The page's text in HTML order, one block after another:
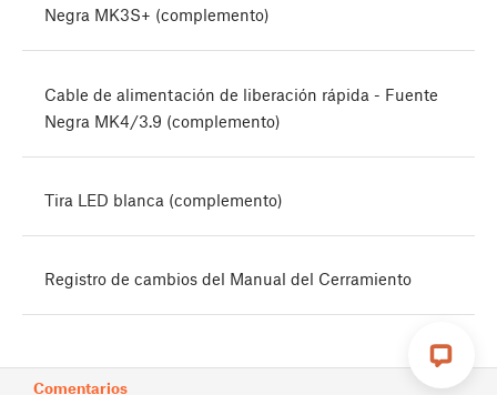
Comentarios
Negra MK3S+ (complemento)
Cable de alimentación de liberación rápida - Fuente
Negra MK4/3.9 (complemento)
Tira LED blanca (complemento)
Registro de cambios del Manual del Cerramiento